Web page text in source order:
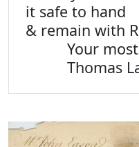
it safe to hand
& remain with
Your most
Thomas